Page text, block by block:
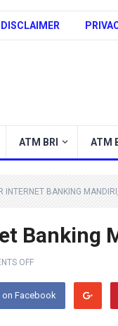
DISCLAIMER
ATM BRI ATM
INTERNET BANKING
Banking
OFF
on Facebook